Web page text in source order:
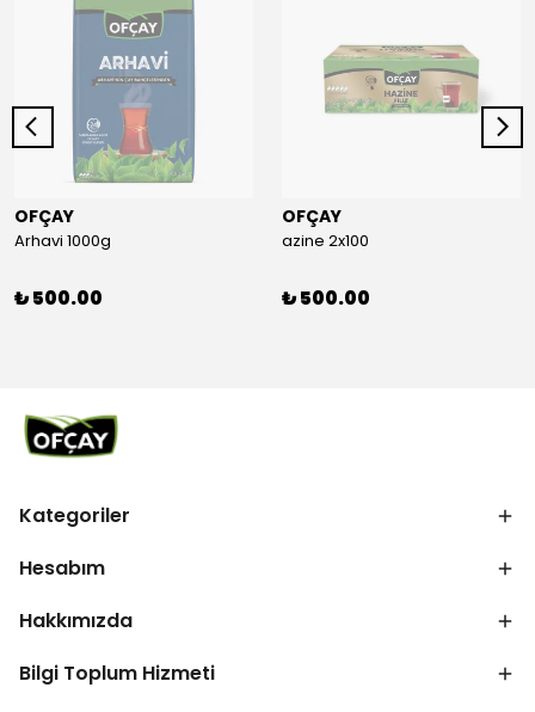
OFÇAY
Arhavi 1000g
₺ 500.00
OFÇAY
azine 2x100
₺ 500.00
Kategoriler
Hesabım
Hakkımızda
Bilgi Toplum Hizmeti